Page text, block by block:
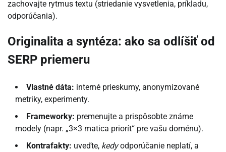
zachovajte rytmus textu (striedanie vysvetlenia, príkladu,
odporúčania).
Originalita a syntéza: ako sa odlíšiť od
SERP priemeru
Vlastné dáta: interné prieskumy, anonymizované
metriky, experimenty.
Frameworky: premenujte a prispôsobte známe
modely (napr. „3×3 matica priorít“ pre vašu doménu).
Kontrafakty: uveďte, kedyodporúčanie neplatí, a